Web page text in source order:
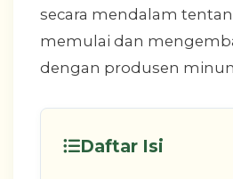
secara mendalam
memulai dan
dengan produsen
Daftar Isi